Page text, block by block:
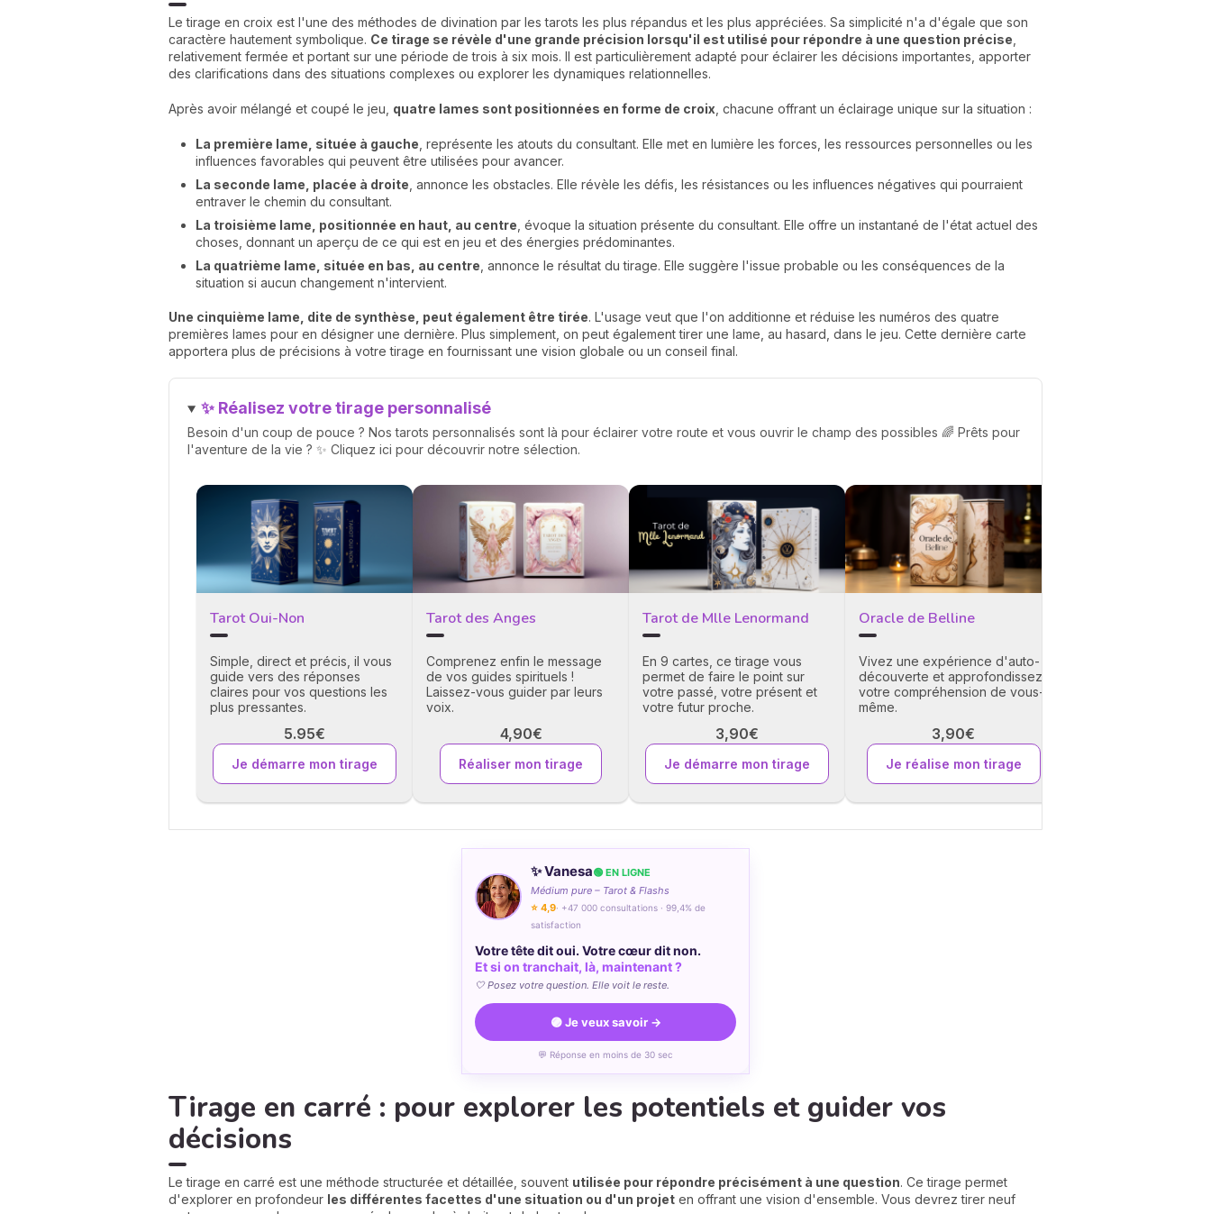
Le tirage en croix est l'une des méthodes de divination par les tarots les plus répandus et les plus appréciées. Sa simplicité n'a d'égale que son
caractère hautement symbolique. Ce tirage se révèle d'une grande précision lorsqu'il est utilisé pour répondre à une question précise
relativement fermée et portant sur une période de trois à six mois. Il est particulièrement adapté pour éclairer les décisions importantes, apporter
des clarifications dans des situations complexes ou explorer les dynamiques relationnelles.
Après avoir mélangé et coupé le jeu, quatre lames sont positionnées en forme de croix , chacune offrant un éclairage unique sur la situation :
La première lame, située à gauche , représente les atouts du consultant. Elle met en lumière les forces, les ressources personnelles ou les
influences favorables qui peuvent être utilisées pour avancer.
La seconde lame, placée à droite , annonce les obstacles. Elle révèle les défis, les résistances ou les influences négatives qui pourraient
entraver le chemin du consultant.
La troisième lame, positionnée en haut, au centre , évoque la situation présente du consultant. Elle offre un instantané de l'état actuel des
choses, donnant un aperçu de ce qui est en jeu et des énergies prédominantes.
La quatrième lame, située en bas, au centre , annonce le résultat du tirage. Elle suggère l'issue probable ou les conséquences de la
situation si aucun changement n'intervient.
Une cinquième lame, dite de synthèse, peut également être tirée. L'usage veut que l'on additionne et réduise les numéros des quatre
premières lames pour en désigner une dernière. Plus simplement, on peut également tirer une lame, au hasard, dans le jeu. Cette dernière carte
apportera plus de précisions à votre tirage en fournissant une vision globale ou un conseil final.
✨ Réalisez votre tirage personnalisé
Besoin d'un coup de pouce ? Nos tarots personnalisés sont là pour éclairer votre route et vous ouvrir le champ des possibles 🌈 Prêts pour
l'aventure de la vie ? ✨ Cliquez ici pour découvrir notre sélection.
Tarot Oui-Non
Simple, direct et précis, il vous
guide vers des réponses
claires pour vos questions les
plus pressantes.
5.95€
Je démarre mon tirage
Tarot des Anges
Comprenez enfin le message
de vos guides spirituels !
Laissez-vous guider par leurs
voix.
4,90€
Réaliser mon tirage
Tarot de Mlle Lenormand
En 9 cartes, ce tirage vous
permet de faire le point sur
votre passé, votre présent et
votre futur proche.
3,90€
Je démarre mon tirage
Oracle de Belline
Vivez une expérience d'auto-
découverte et approfondissez
votre compréhension de vous-
même.
3,90€
Je réalise mon tirage
✨ Vanesa🟢 EN LIGNE
Médium pure – Tarot & Flashs
⭐ 4,9· +47 000 consultations · 99,4% de
satisfaction
Votre tête dit oui. Votre cœur dit non.
Et si on tranchait, là, maintenant ?
🤍 Posez votre question. Elle voit le reste.
🟣 Je veux savoir →
💬 Réponse en moins de 30 sec
Tirage en carré : pour explorer les potentiels et guider vos
décisions
Le tirage en carré est une méthode structurée et détaillée, souvent utilisée pour répondre précisément à une question. Ce tirage permet
d'explorer en profondeur les différentes facettes d'une situation ou d'un projet en offrant une vision d'ensemble. Vous devrez tirer neuf